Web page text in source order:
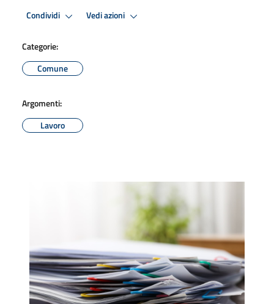
Condividi Vedi azioni
Categorie:
Comune
Argomenti:
Lavoro